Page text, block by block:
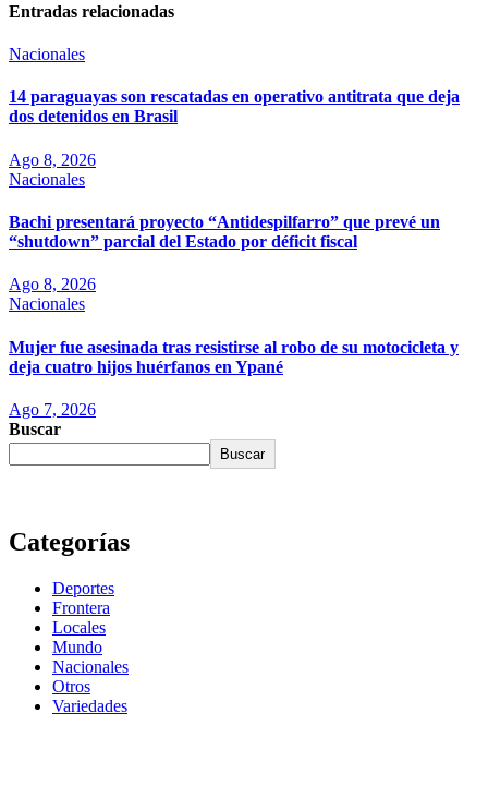
Entradas relacionadas
Nacionales
14 paraguayas son rescatadas en operativo antitrata que deja
dos detenidos en Brasil
Ago 8, 2026
Nacionales
Bachi presentará proyecto “Antidespilfarro” que prevé un
“shutdown” parcial del Estado por déficit fiscal
Ago 8, 2026
Nacionales
Mujer fue asesinada tras resistirse al robo de su motocicleta y
deja cuatro hijos huérfanos en Ypané
Ago 7, 2026
Buscar
Buscar
Categorías
Deportes
Frontera
Locales
Mundo
Nacionales
Otros
Variedades